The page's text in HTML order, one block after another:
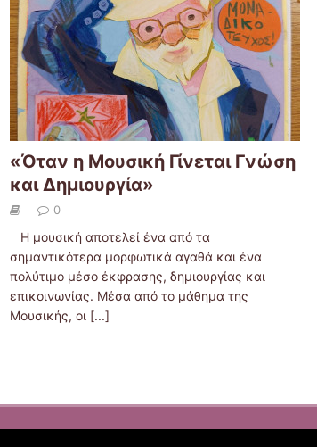
«Όταν η Μουσική Γίνεται Γνώση
και Δημιουργία»
0
Η μουσική αποτελεί ένα από τα
σημαντικότερα μορφωτικά αγαθά και ένα
πολύτιμο μέσο έκφρασης, δημιουργίας και
επικοινωνίας. Μέσα από το μάθημα της
Μουσικής, οι [...]